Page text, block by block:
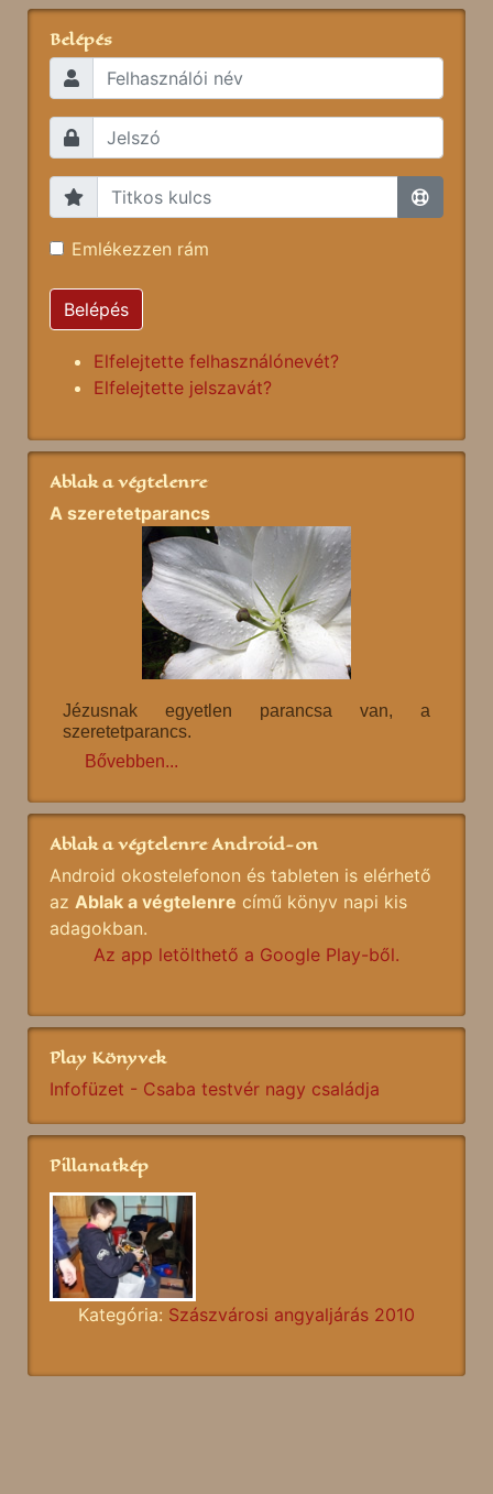
Belépés
Emlékezzen rám
Belépés
Elfelejtette felhasználónevét?
Elfelejtette jelszavát?
Ablak a végtelenre
A szeretetparancs
Jézusnak egyetlen parancsa van, a
szeretetparancs.
Bővebben...
Ablak a végtelenre Android-on
Android okostelefonon és tableten is elérhető
az Ablak a végtelenre című könyv napi kis
adagokban.
Az app letölthető a Google Play-ből.
Play Könyvek
Infofüzet - Csaba testvér nagy családja
Pillanatkép
Kategória: Szászvárosi angyaljárás 2010